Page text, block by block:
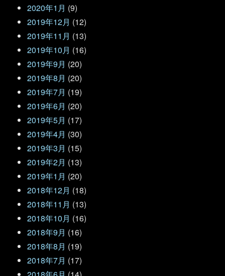
2020年1月 (9)
2019年12月 (12)
2019年11月 (13)
2019年10月 (16)
2019年9月 (20)
2019年8月 (20)
2019年7月 (19)
2019年6月 (20)
2019年5月 (17)
2019年4月 (30)
2019年3月 (15)
2019年2月 (13)
2019年1月 (20)
2018年12月 (18)
2018年11月 (13)
2018年10月 (16)
2018年9月 (16)
2018年8月 (19)
2018年7月 (17)